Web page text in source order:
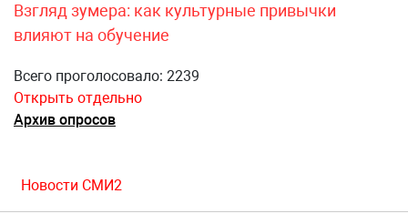
Взгляд зумера: как культурные привычки
влияют на обучение
Всего проголосовало: 2239
Открыть отдельно
Архив опросов
Новости СМИ2